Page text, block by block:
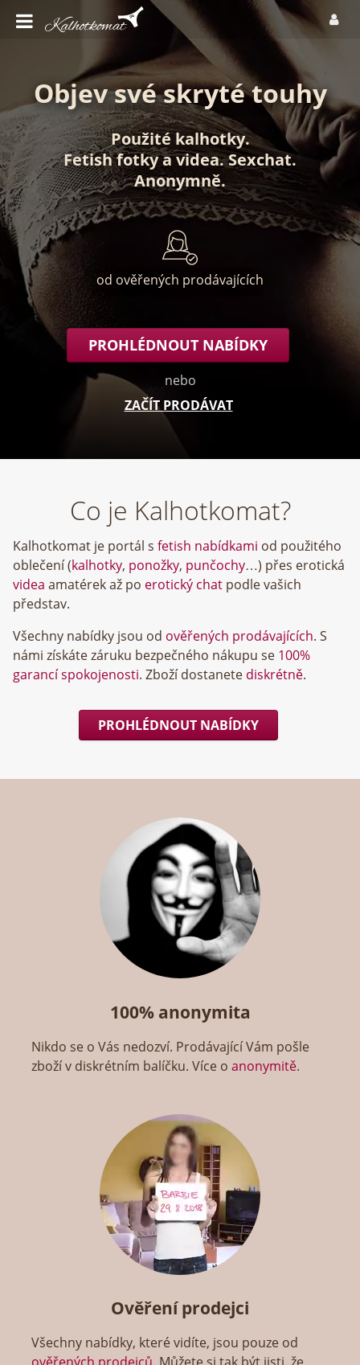
Objev své skryté touhy
Použité kalhotky.
Fetish fotkyavidea.Sexchat.
Anonymně.
od ověřených prodávajících
PROHLÉDNOUT NABÍDKY
nebo
ZAČÍT PRODÁVAT
Co je Kalhotkomat?
Kalhotkomat je portál s fetish nabídkami od použitého
oblečení (kalhotky, ponožky, punčochy…) přes erotická
videa amatérek až po erotický chat podle vašich
představ.
Všechny nabídky jsou od ověřených prodávajících. S
námi získáte záruku bezpečného nákupu se 100%
garancí spokojenosti. Zboží dostanete diskrétně.
PROHLÉDNOUT NABÍDKY
100% anonymita
Nikdo se o Vás nedozví. Prodávající Vám pošle
zboží v diskrétním balíčku. Více oanonymitě.
Ověření prodejci
Všechny nabídky, které vidíte, jsou pouze od